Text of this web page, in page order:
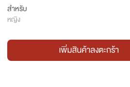
สำหรับ
หญิง
เพิ่มสินค้าลงตะกร้า